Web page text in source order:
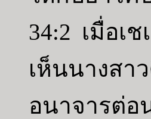
34:2 เมื่อเ
เห็นนางส
อนาจารต่อ